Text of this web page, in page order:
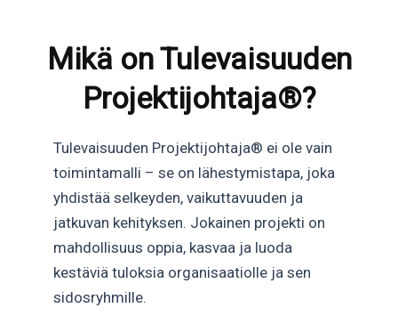
Mikä on Tulevaisuuden
Projektijohtaja®?
Tulevaisuuden Projektijohtaja® ei ole vain
toimintamalli – se on lähestymistapa, joka
yhdistää selkeyden, vaikuttavuuden ja
jatkuvan kehityksen. Jokainen projekti on
mahdollisuus oppia, kasvaa ja luoda
kestäviä tuloksia organisaatiolle ja sen
sidosryhmille.